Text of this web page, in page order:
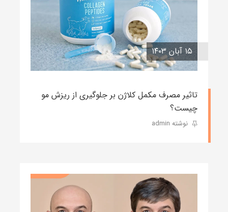
۱۵ آبان ۱۴۰۳
تاثیر مصرف مکمل کلاژن بر جلوگیری از ریزش مو
چیست؟
نوشته admin